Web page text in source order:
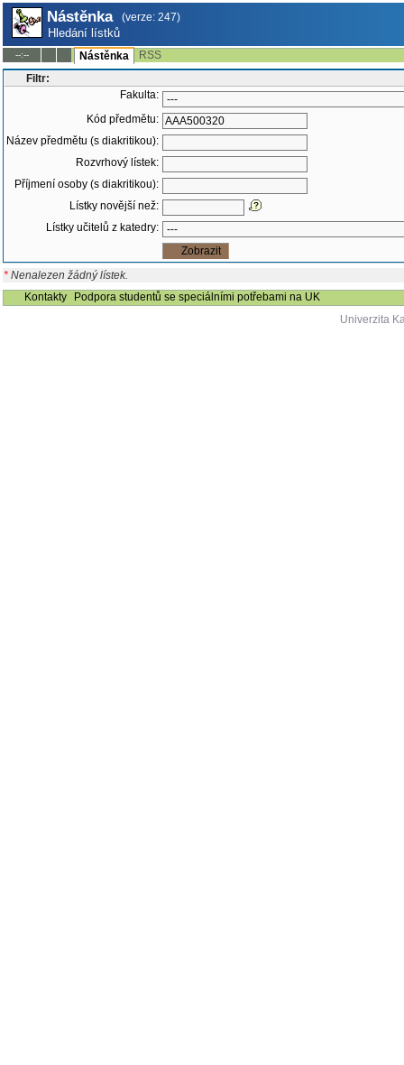
Nástěnka (verze: 247)
Hledání lístků
--:-- Nástěnka
RSS
Filtr:
Fakulta:
Kód předmětu:
Název předmětu (s diakritikou):
Rozvrhový lístek:
Příjmení osoby (s diakritikou):
Lístky novější než:
Lístky učitelů z katedry:
* Nenalezen žádný lístek.
Kontakty
Podpora studentů se speciálními potřebami na UK
Univerzita